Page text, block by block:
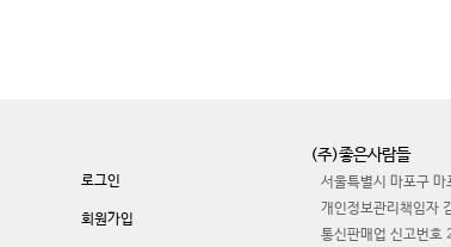
로그인
회원가입
(주)좋은사람들
서울특별시 마포구
개인정보관리책임자
통신판매업 신고번